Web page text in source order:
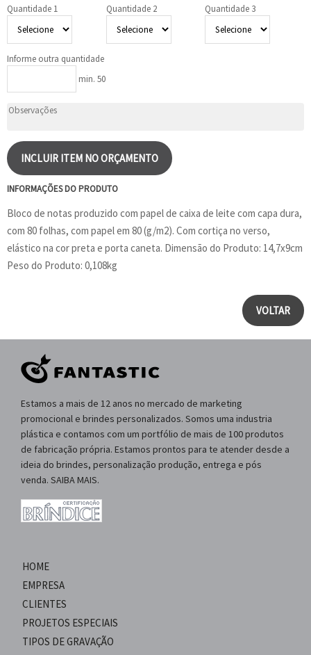
Quantidade 1 Quantidade 2 Quantidade 3
Informe outra quantidade
min. 50
INCLUIR ITEM NO ORÇAMENTO
INFORMAÇÕES DO PRODUTO
Bloco de notas produzido com papel de caixa de leite com capa dura,
com 80 folhas, com papel em 80 (g/m2). Com cortiça no verso,
elástico na cor preta e porta caneta. Dimensão do Produto: 14,7x9cm
Peso do Produto: 0,108kg
VOLTAR
Estamos a mais de 12 anos no mercado de marketing
promocional e brindes personalizados. Somos uma industria
plástica e contamos com um portfólio de mais de 100 produtos
de fabricação própria. Estamos prontos para te atender desde a
ideia do brindes, personalização produção, entrega e pós
venda. SAIBA MAIS.
HOME
EMPRESA
CLIENTES
PROJETOS ESPECIAIS
TIPOS DE GRAVAÇÃO